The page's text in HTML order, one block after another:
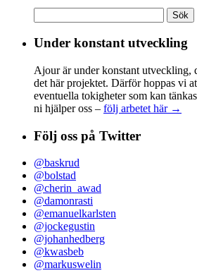
efter:
Under konstant utveckling
Ajour är under konstant utveckling,
det här projektet. Därför hoppas vi
eventuella tokigheter som kan
ni hjälper oss – följ arbetet här →
Följ oss på Twitter
@baskrud
@bolstad
@cherin_awad
@damonrasti
@emanuelkarlsten
@jockegustin
@johanhedberg
@kwasbeb
@markuswelin